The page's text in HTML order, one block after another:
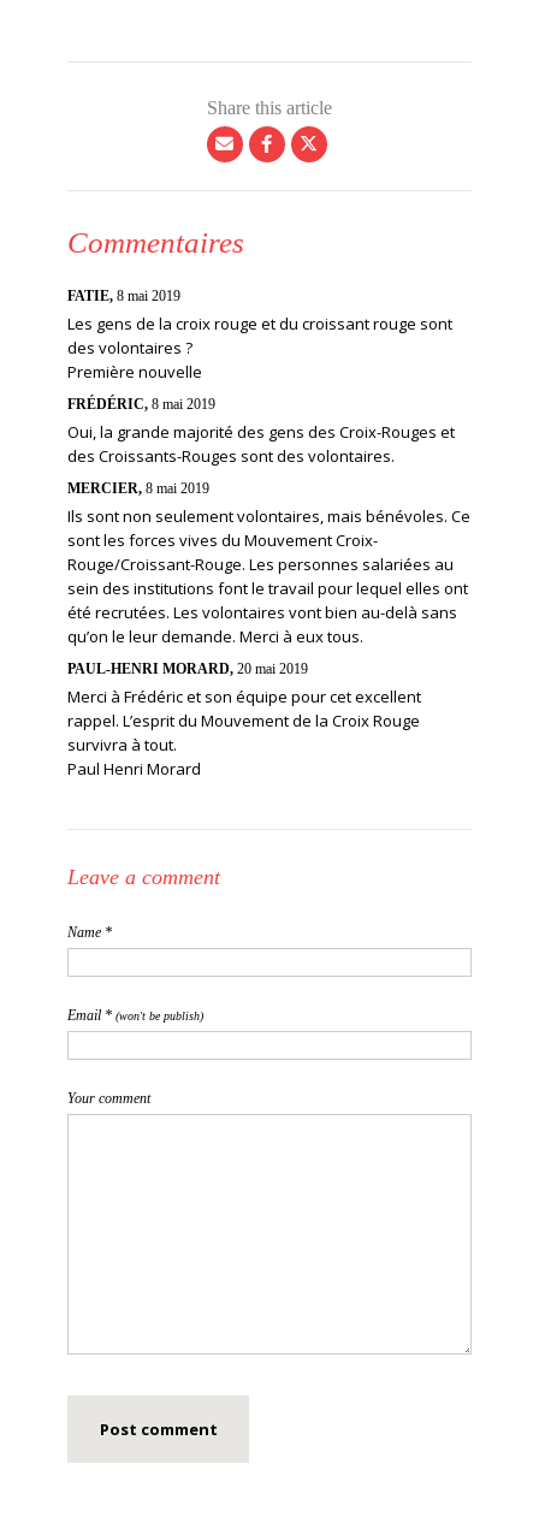
Share this article
Commentaires
FATIE, 8 mai 2019
Les gens de la croix rouge et du croissant rouge sont
des volontaires ?
Première nouvelle
FRÉDÉRIC, 8 mai 2019
Oui, la grande majorité des gens des Croix-Rouges et
des Croissants-Rouges sont des volontaires.
MERCIER, 8 mai 2019
Ils sont non seulement volontaires, mais bénévoles. Ce
sont les forces vives du Mouvement Croix-
Rouge/Croissant-Rouge. Les personnes salariées au
sein des institutions font le travail pour lequel elles ont
été recrutées. Les volontaires vont bien au-delà sans
qu’on le leur demande. Merci à eux tous.
PAUL-HENRI MORARD, 20 mai 2019
Merci à Frédéric et son équipe pour cet excellent
rappel. L’esprit du Mouvement de la Croix Rouge
survivra à tout.
Paul Henri Morard
Leave a comment
Name *
Email * (won't be publish)
Your comment